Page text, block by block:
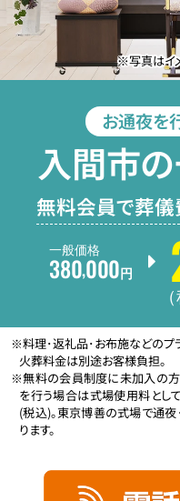
※写真はイ
お通夜を
入間市
無料会員で葬
一般価格
380,000 円
※料理･返礼品･お布施などのプ
火葬料金は別途お客様負担。
※無料の会員制度に未加入の
を行う場合は式場使用料とし
(税込)。東京博善の式場で通
ります。